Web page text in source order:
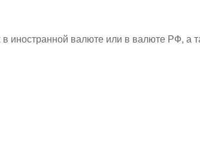
иностранной валюте или в валюте РФ, а